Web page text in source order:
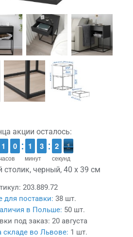
акции осталось:
1
1
1
1 9
9
0
0
минут
1
1
1
1 2
2
3
3
секунд
3
2
2 1
0
0
столик, черный, 40 x 39 см
203.889.72
для поставки: 38 шт.
в Польше: 50 шт.
под заказ: 20 августа
складе во Львове: 1 шт.